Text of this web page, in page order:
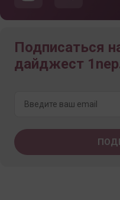
Подписаться
дайджест